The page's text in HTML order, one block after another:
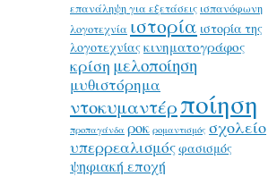
επανάληψη για εξετάσεις ισπανόφωνη
λογοτεχνία ιστορία ιστορία της
λογοτεχνίαςκινηματογράφος
κρίση μελοποίηση
μυθιστόρημα
ντοκυμαντέρποίηση
προπαγάνδα ροκ ρομαντισμός σχολείο
υπερρεαλισμόςφασισμός
ψηφιακή εποχή